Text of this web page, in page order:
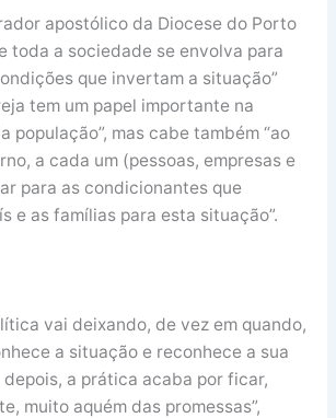
apostólico da Diocese do Porto
toda a sociedade se envolva para
que invertam a situação”
tem um papel importante na
população”, mas cabe também “ao
a cada um (pessoas, empresas e
para as condicionantes que
e as famílias para esta situação”.
vai deixando, de vez em quando,
a situação e reconhece a sua
a prática acaba por ficar,
muito aquém das promessas”,